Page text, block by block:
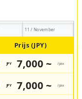
11 / November
Prijs (JPY)
JPY 7,000 ~ /pax
JPY 7,000 ~ /pax